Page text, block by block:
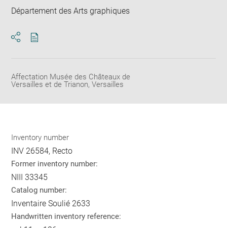
Département des Arts graphiques
Affectation Musée des Châteaux de
Versailles et de Trianon, Versailles
Inventory number
INV 26584, Recto
Former inventory number:
NIII 33345
Catalog number:
Inventaire Soulié 2633
Handwritten inventory reference: